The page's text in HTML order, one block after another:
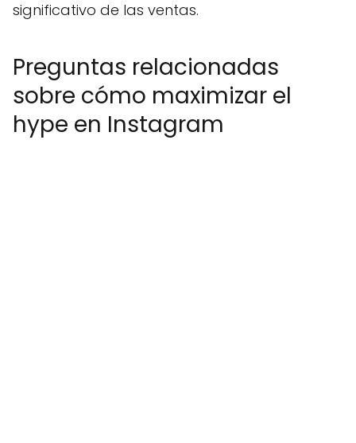
significativo de las ventas.
Preguntas relacionadas
sobre cómo maximizar el
hype en Instagram